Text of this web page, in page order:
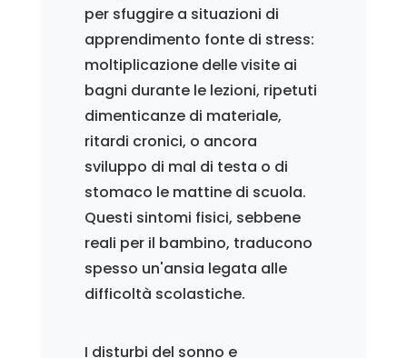
per sfuggire a situazioni di
apprendimento fonte di stress:
moltiplicazione delle visite ai
bagni durante le lezioni, ripetuti
dimenticanze di materiale,
ritardi cronici, o ancora
sviluppo di mal di testa o di
stomaco le mattine di scuola.
Questi sintomi fisici, sebbene
reali per il bambino, traducono
spesso un'ansia legata alle
difficoltà scolastiche.
I disturbi del sonno e